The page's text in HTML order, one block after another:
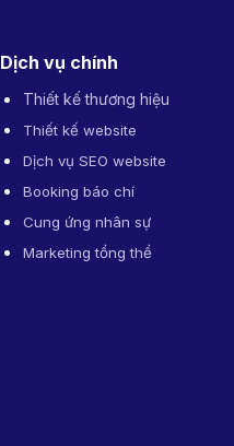
Dịch vụ chính
Thiết kế thương hiệu
Thiết kế website
Dịch vụ SEO website
Booking báo chí
Cung ứng nhân sự
Marketing tổng thể